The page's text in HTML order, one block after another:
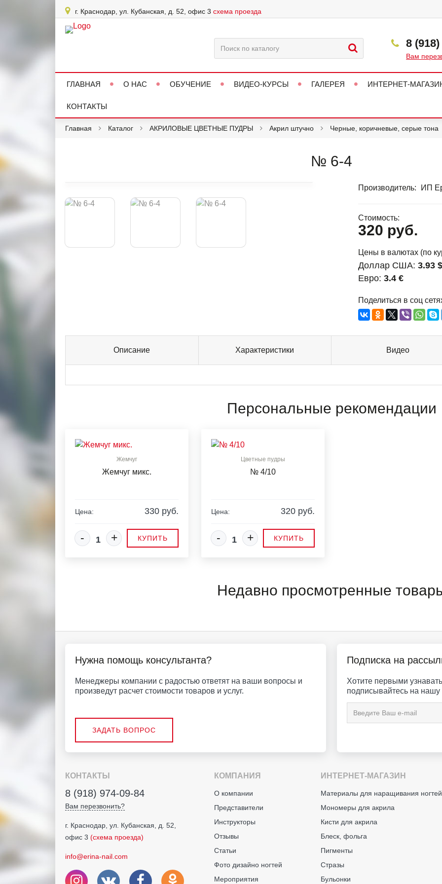
г. Краснодар, ул. Кубанская, д. 52, офис 3 схема проезда
8
Вам
ГЛАВНАЯ О НАС ОБУЧЕНИЕ ВИДЕО-КУРСЫ ГАЛЕРЕЯ ИНТЕРНЕТ-
КОНТАКТЫ
Главная Каталог АКРИЛОВЫЕ ЦВЕТНЫЕ ПУДРЫ Акрил штучно Черные, коричневые, серые тона
№ 6-4
Производитель: ИП
Стоимость:
320 руб.
Цены в валютах (по
Доллар США: 3.93 $
Евро: 3.4 €
Поделиться в соц
Описание Характеристики Видео
Персональные рекомендации
Жемчуг
Жемчуг микс.
Цена: 330 руб.
- + КУПИТЬ
Цветные пудры
№ 4/10
Цена: 320 руб.
- + КУПИТЬ
Недавно просмотренные
Нужна помощь консультанта?
Менеджеры компании с радостью ответят на ваши вопросы и
произведут расчет стоимости товаров и услуг.
ЗАДАТЬ ВОПРОС
Подписка на
Хотите первыми
подписывайтесь на нашу
КОНТАКТЫ
8 (918) 974-09-84
Вам перезвонить?
г. Краснодар, ул. Кубанская, д. 52,
офис 3 (схема проезда)
info@erina-nail.com
КОМПАНИЯ
О компании
Представители
Инструкторы
Отзывы
Статьи
Фото дизайно ногтей
Мероприятия
ИНТЕРНЕТ-МАГАЗИН
Материалы для наращивания ногтей
Мономеры для акрила
Кисти для акрила
Блеск, фольга
Пигменты
Стразы
Бульонки